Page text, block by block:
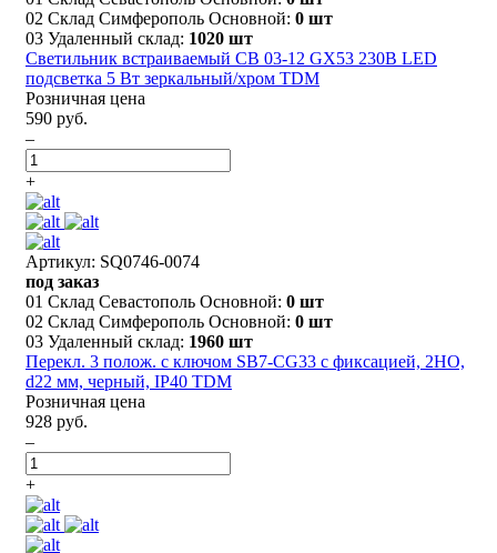
02 Склад Симферополь Основной: 0 шт
03 Удаленный склад: 1020 шт
Светильник встраиваемый СВ 03-12 GX53 230В LED
подсветка 5 Вт зеркальный/хром TDM
Розничная цена
590 руб.
–
+
Артикул: SQ0746-0074
под заказ
01 Склад Севастополь Основной: 0 шт
02 Склад Симферополь Основной: 0 шт
03 Удаленный склад: 1960 шт
Перекл. 3 полож. с ключом SB7-CG33 с фиксацией, 2НО,
d22 мм, черный, IP40 TDM
Розничная цена
928 руб.
–
+